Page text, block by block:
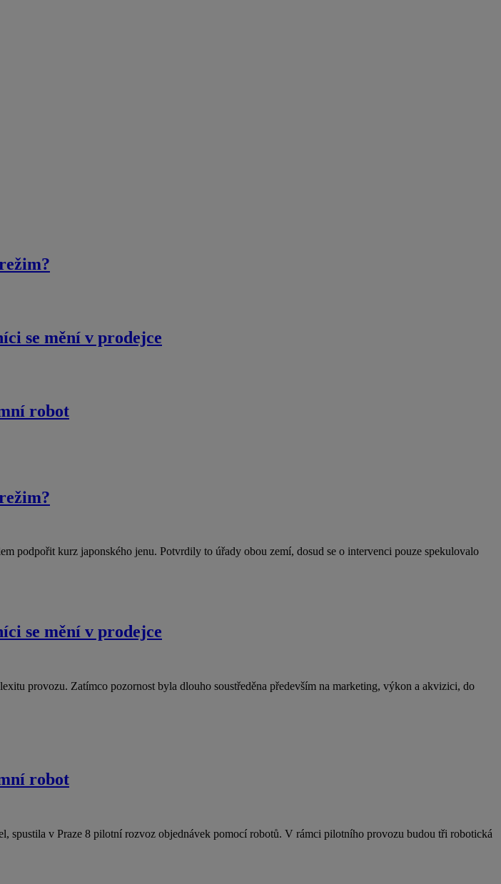
se mění v prodejce
robot
podpořit kurz japonského jenu. Potvrdily to úřady obou zemí, dosud se o intervenci pouze spekulovalo
se mění v prodejce
provozu. Zatímco pozornost byla dlouho soustředěna především na marketing, výkon a akvizici, do
robot
spustila v Praze 8 pilotní rozvoz objednávek pomocí robotů. V rámci pilotního provozu budou tři robotická